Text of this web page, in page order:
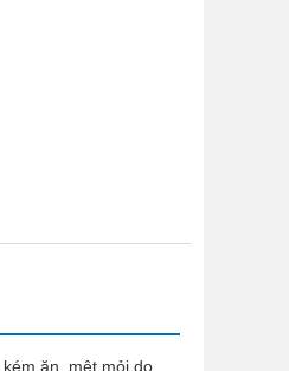
ăn, mệt mỏi do